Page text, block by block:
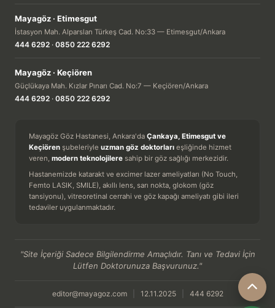
Mayagöz · Etimesgut
İstasyon Mah. Alparslan Türkeş Cad. No:33 — Etimesgut/Ankara
444 6292 · 0850 222 6292
Mayagöz · Keçiören
Güçlükaya Mah. Kızlar Pınarı Cad. No:7 — Keçiören/Ankara
444 6292 · 0850 222 6292
Mayagöz Göz Hastanesi, Ankara'da Çankaya, Etimesgut ve
Keçiören şubeleriyle uzman göz doktorları eşliğinde hizmet
veren, modern teknolojilere sahip bir göz sağlığı merkezidir.
Hastanemizde katarakt ve excimer lazer ameliyatları (No Touch,
Femto LASIK, SMILE), akıllı lens, sarı nokta, glokom (göz
tansiyonu), vitreoretinal cerrahi ve göz kapağı ameliyatı gibi ileri
tedaviler uygulanmaktadır.
"Site İçeriği Sadece Bilgilendirme Amaçlıdır. Tanı ve Tedavi İçin
Lütfen Doktorunuza Başvurunuz."
editor@mayagoz.com 12.11.2025 444 6292